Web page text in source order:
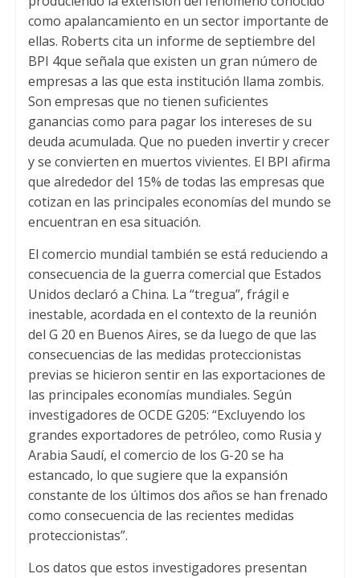
como apalancamiento en un sector importante de
ellas. Roberts cita un informe de septiembre del
BPI 4que señala que existen un gran número de
empresas a las que esta institución llama zombis.
Son empresas que no tienen suficientes
ganancias como para pagar los intereses de su
deuda acumulada. Que no pueden invertir y crecer
y se convierten en muertos vivientes. El BPI afirma
que alrededor del 15% de todas las empresas que
cotizan en las principales economías del mundo se
encuentran en esa situación.
El comercio mundial también se está reduciendo a
consecuencia de la guerra comercial que Estados
Unidos declaró a China. La “tregua”, frágil e
inestable, acordada en el contexto de la reunión
del G 20 en Buenos Aires, se da luego de que las
consecuencias de las medidas proteccionistas
previas se hicieron sentir en las exportaciones de
las principales economías mundiales. Según
investigadores de OCDE G205: “Excluyendo los
grandes exportadores de petróleo, como Rusia y
Arabia Saudí, el comercio de los G-20 se ha
estancado, lo que sugiere que la expansión
constante de los últimos dos años se han frenado
como consecuencia de las recientes medidas
proteccionistas”.
Los datos que estos investigadores presentan